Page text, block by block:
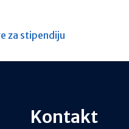
za stipendiju
Kontakt